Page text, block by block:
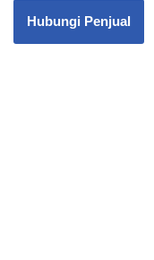
Hubungi Penjual